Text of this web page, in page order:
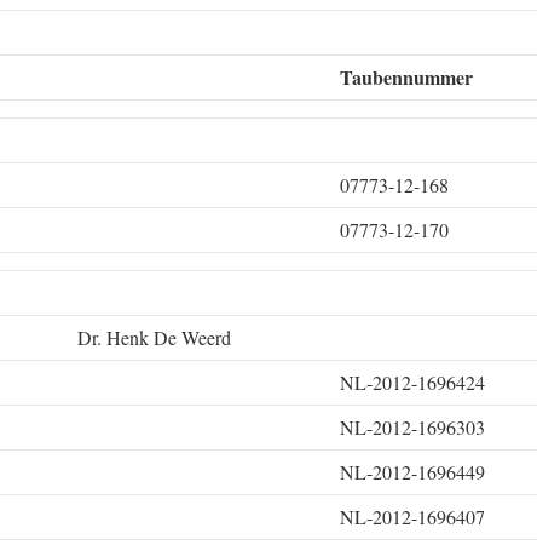
Taubennummer
07773-12-168
07773-12-170
Dr. Henk De Weerd
NL-2012-1696424
NL-2012-1696303
NL-2012-1696449
NL-2012-1696407